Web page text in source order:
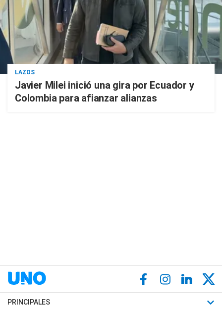
LAZOS
Javier Milei inició una gira por Ecuador y
Colombia para afianzar alianzas
PRINCIPALES